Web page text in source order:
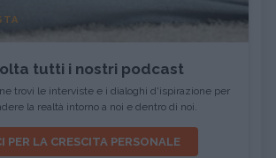
tutti i nostri podcast
trovi le interviste e i dialoghi d'ispirazione per
la realtà intorno a noi e dentro di noi.
PER LA CRESCITA PERSONALE